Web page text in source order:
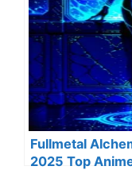
Fullmetal
2025 Top